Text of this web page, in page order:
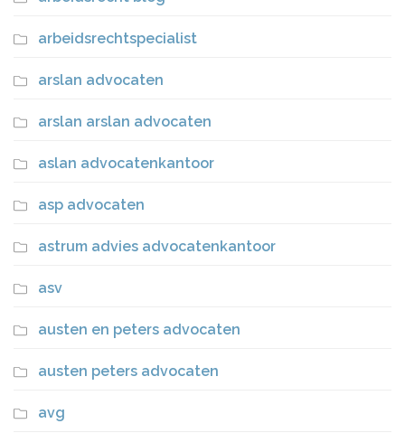
arbeidsrechtspecialist
arslan advocaten
arslan arslan advocaten
aslan advocatenkantoor
asp advocaten
astrum advies advocatenkantoor
asv
austen en peters advocaten
austen peters advocaten
avg